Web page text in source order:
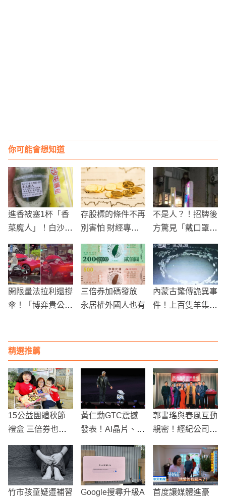
你可能會想知道
進香被塞1杯「香
菜魔人」！白沙屯
存股標的條件不再
別害怕 財經專家
不是人？！招牌後
方驚見「戴口罩」
了
開限量法拉利還撐
傘！「博弈貴公
給女友被抓包
三倍券加碼發放
永居權外國人也有
內蒙古驚傳詭異事
件！上百隻羊集體
精選推薦
15公益團體秋節
禮盒 三倍券也能
黃仁勳GTC震撼
發表！AI晶片、機
一次看，Blue現
身嗨翻全場！
郭書瑤與春風互動
親密！經紀公司同
對曖昧全被拍
竹市孩童疑遭補習
Google搜尋升級A
首度讓媒體進豪